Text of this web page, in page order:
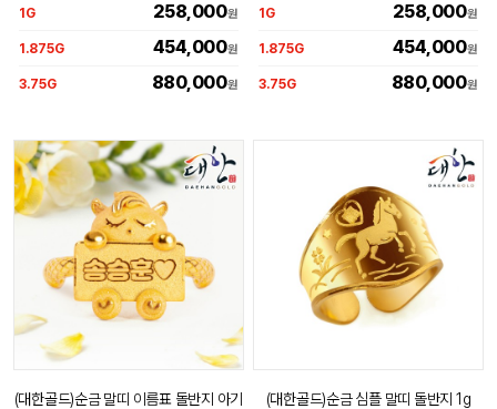
1G 258,000원
1.875G 454,000원
3.75G 880,000원
1G 258,000원
1.875G 454,000원
3.75G 880,000원
(대한골드)순금 말띠 이름표 돌반지 아기
(대한골드)순금 심플 말띠 돌반지 1g